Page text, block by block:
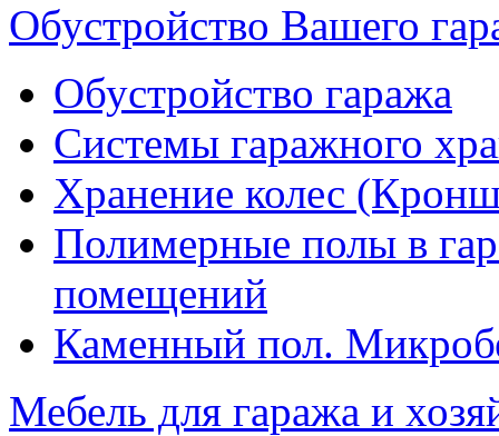
Обустройство Вашего
Обустройство гаража
Системы гаражного
Хранение колес
Полимерные полы в
помещений
Каменный пол.
Мебель для гаража и